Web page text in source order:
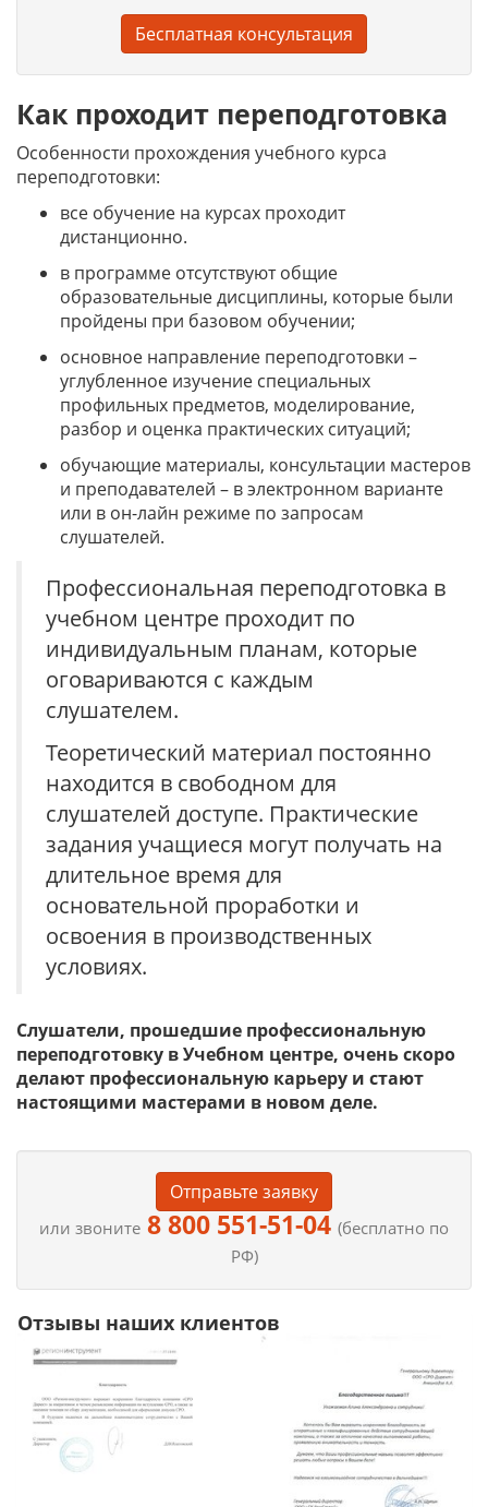
Бесплатная консультация
Как проходит переподготовка
Особенности прохождения учебного курса
переподготовки:
все обучение на курсах проходит
дистанционно.
в программе отсутствуют общие
образовательные дисциплины, которые были
пройдены при базовом обучении;
основное направление переподготовки –
углубленное изучение специальных
профильных предметов, моделирование,
разбор и оценка практических ситуаций;
обучающие материалы, консультации мастеров
и преподавателей – в электронном варианте
или в он-лайн режиме по запросам
слушателей.
Профессиональная переподготовка в
учебном центре проходит по
индивидуальным планам, которые
оговариваются с каждым
слушателем.
Теоретический материал постоянно
находится в свободном для
слушателей доступе. Практические
задания учащиеся могут получать на
длительное время для
основательной проработки и
освоения в производственных
условиях.
Слушатели, прошедшие профессиональную
переподготовку в Учебном центре, очень скоро
делают профессиональную карьеру и стают
настоящими мастерами в новом деле.
Отправьте заявку
или звоните 8 800 551-51-04 (бесплатно по
РФ)
Отзывы наших клиентов